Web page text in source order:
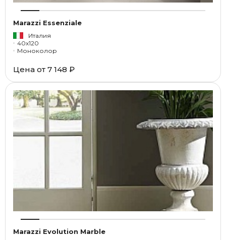
Marazzi Essenziale
Италия
40x120
Моноколор
Цена от 7 148 ₽
Marazzi Evolution Marble